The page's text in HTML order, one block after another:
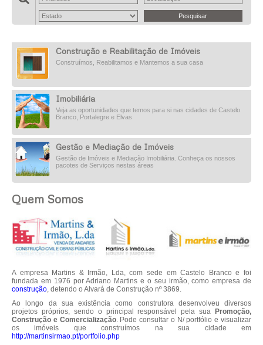
Construção e Reabilitação de Imóveis
Construímos, Reabilitamos e Mantemos a sua casa
Imobiliária
Veja as oportunidades que temos para si nas cidades de Castelo
Branco, Portalegre e Elvas
Gestão e Mediação de Imóveis
Gestão de Imóveis e Mediação Imobiliária. Conheça os nossos
pacotes de Serviços nestas áreas
Quem Somos
A empresa Martins & Irmão, Lda, com sede em Castelo Branco e foi
fundada em 1976 por Adriano Martins e o seu irmão, como empresa de
construção , detendo o Alvará de Construção nº 3869.
Ao longo da sua existência como construtora desenvolveu diversos
projetos próprios, sendo o principal responsável pela sua Promoção,
Construção e Comercialização. Pode consultar o N/ portfólio e visualizar
os imóveis que construímos na sua cidade em
http://martinsirmao.pt/portfolio.php